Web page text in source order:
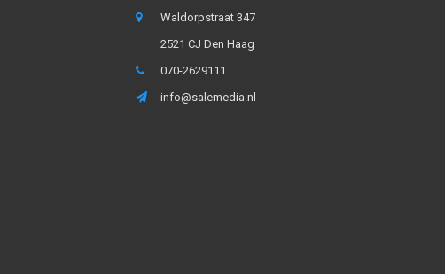
Waldorpstraat 347
2521 CJ Den Haag
070-2629111
info@salemedia.nl